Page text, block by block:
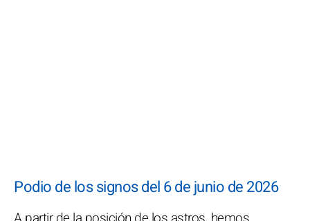
Podio de los signos del 6 de junio de 2026